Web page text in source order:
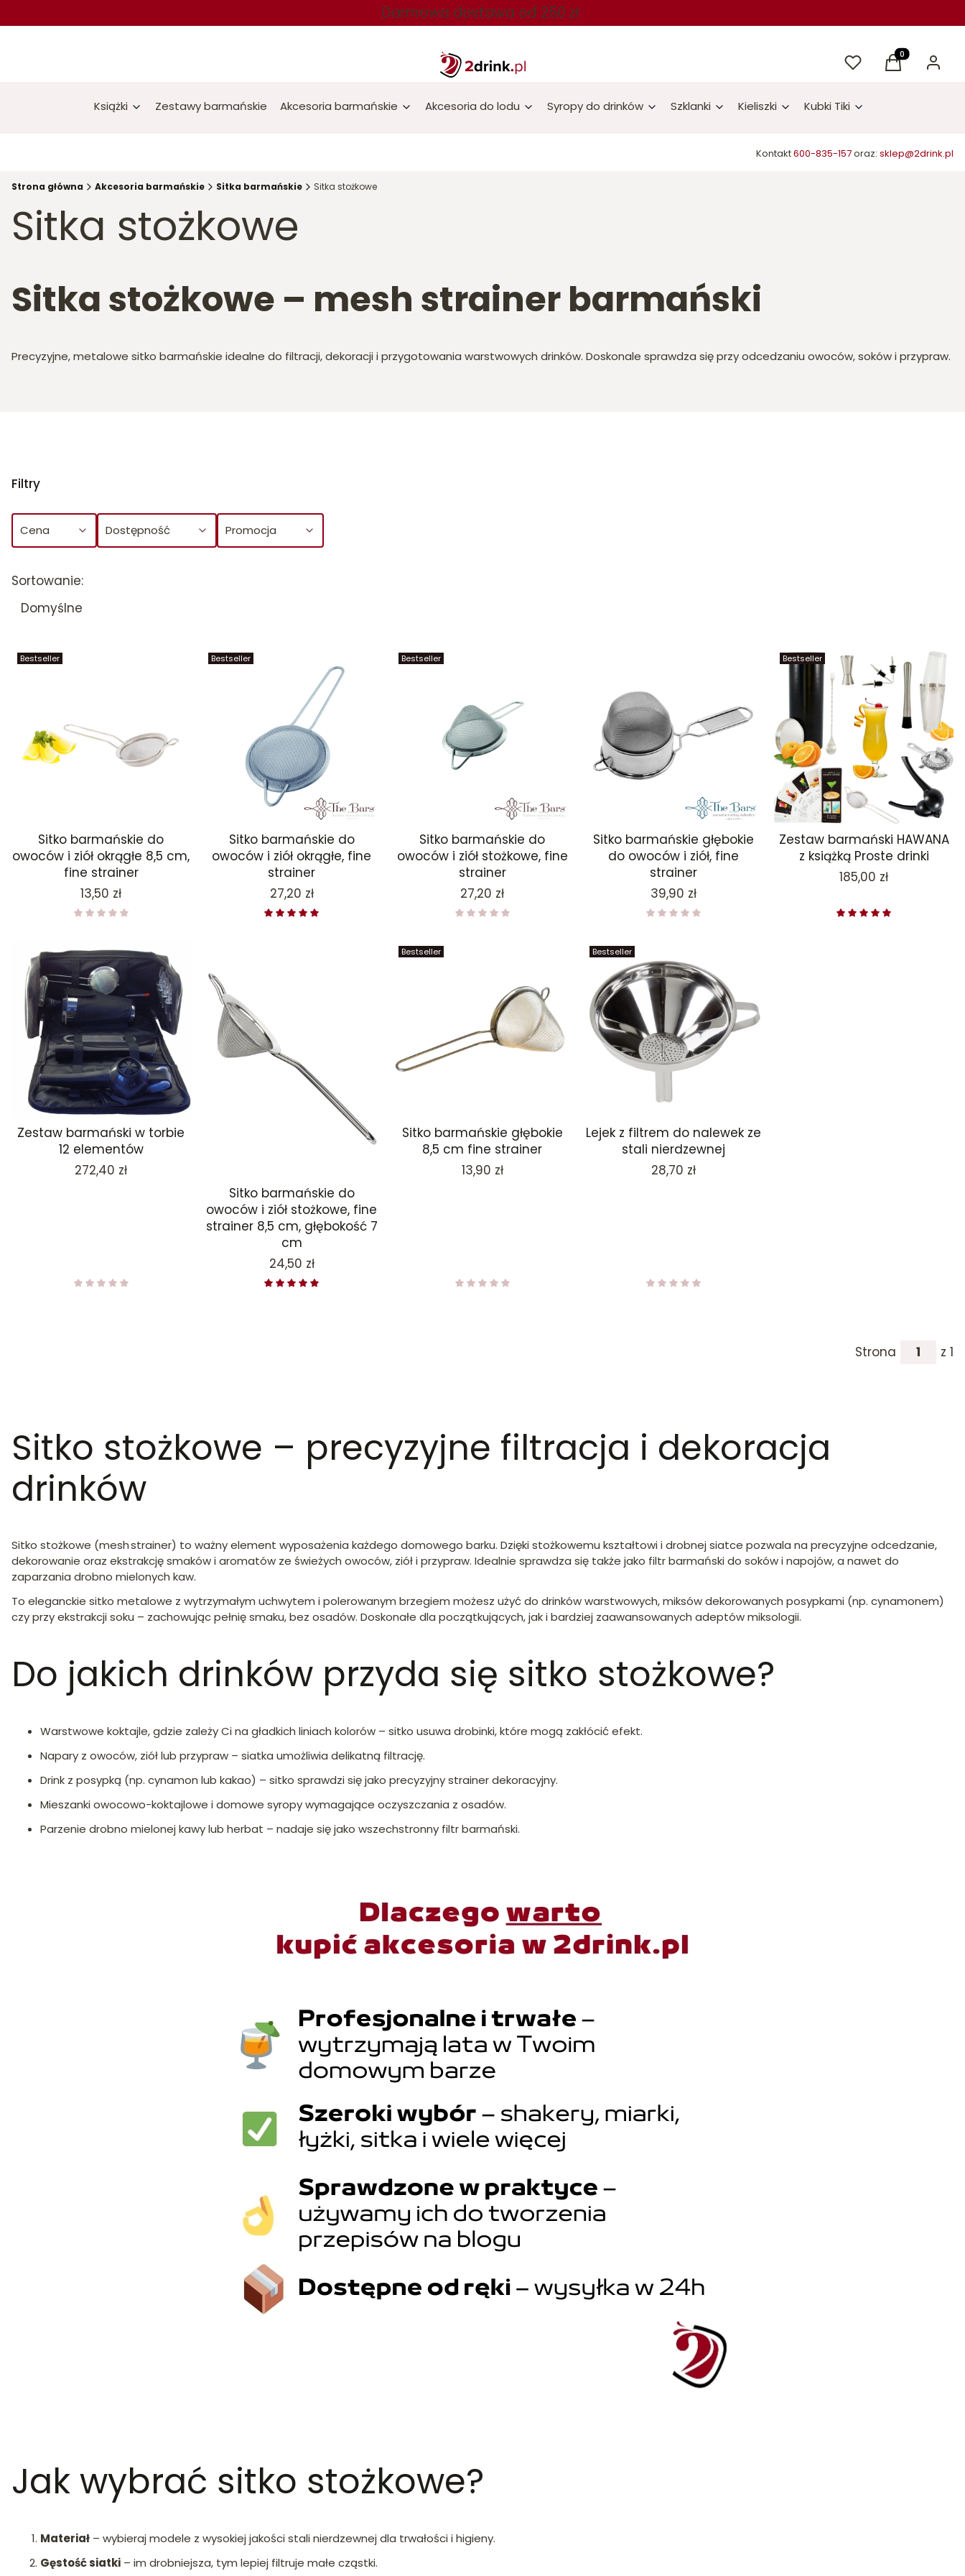
Darmowa dostawa od 250 zł
UlubioneProdukty w
Koszyk Zaloguj
Książki Zestawy barmańskie Akcesoria barmańskie Akcesoria do lodu Syropy do drinków Szklanki Kieliszki Kubki Tiki
Kontakt600-835-157oraz: sklep@2drink.pl
Strona główna Akcesoria barmańskie Sitka barmańskie Sitka stożkowe
Sitka stożkowe
Sitka stożkowe – mesh strainer barmański
Precyzyjne, metalowe sitko barmańskie idealne do filtracji, dekoracji i przygotowania warstwowych drinków. Doskonale sprawdza się przy odcedzaniu owoców, soków i przypraw.
Filtry
Cena Dostępność Promocja
Lista produktów
Sortowanie:
Domyślne
Bestseller
Sitko barmańskie do
owoców i ziół okrągłe 8,5 cm,
fine strainer
Cena
13,50 zł
Bestseller
Sitko barmańskie do
owoców i ziół okrągłe, fine
strainer
Cena
27,20 zł
Bestseller
Sitko barmańskie do
owoców i ziół stożkowe, fine
strainer
Cena
27,20 zł
Sitko barmańskie głębokie
do owoców i ziół, fine
strainer
Cena
39,90 zł
Bestseller
Zestaw barmański HAWANA
z książką Proste drinki
Cena
185,00 zł
Zestaw barmański w torbie
12 elementów
Cena
272,40 zł
Sitko barmańskie do
owoców i ziół stożkowe, fine
strainer 8,5 cm, głębokość 7
cm
Cena
24,50 zł
Bestseller
Sitko barmańskie głębokie
8,5 cm fine strainer
Cena
13,90 zł
Bestseller
Lejek z filtrem do nalewek ze
stali nierdzewnej
Cena
28,70 zł
Strona z 1
Sitko stożkowe – precyzyjne filtracja i dekoracja
drinków
Sitko stożkowe (mesh strainer) to ważny element wyposażenia każdego domowego barku. Dzięki stożkowemu kształtowi i drobnej siatce pozwala na precyzyjne odcedzanie,
dekorowanie oraz ekstrakcję smaków i aromatów ze świeżych owoców, ziół i przypraw. Idealnie sprawdza się także jako filtr barmański do soków i napojów, a nawet do
zaparzania drobno mielonych kaw.
To eleganckie sitko metalowe z wytrzymałym uchwytem i polerowanym brzegiem możesz użyć do drinków warstwowych, miksów dekorowanych posypkami (np. cynamonem)
czy przy ekstrakcji soku – zachowując pełnię smaku, bez osadów. Doskonałe dla początkujących, jak i bardziej zaawansowanych adeptów miksologii.
Do jakich drinków przyda się sitko stożkowe?
Warstwowe koktajle, gdzie zależy Ci na gładkich liniach kolorów – sitko usuwa drobinki, które mogą zakłócić efekt.
Napary z owoców, ziół lub przypraw – siatka umożliwia delikatną filtrację.
Drink z posypką (np. cynamon lub kakao) – sitko sprawdzi się jako precyzyjny strainer dekoracyjny.
Mieszanki owocowo-koktajlowe i domowe syropy wymagające oczyszczania z osadów.
Parzenie drobno mielonej kawy lub herbat – nadaje się jako wszechstronny filtr barmański.
Jak wybrać sitko stożkowe?
Materiał – wybieraj modele z wysokiej jakości stali nierdzewnej dla trwałości i higieny.
Gęstość siatki – im drobniejsza, tym lepiej filtruje małe cząstki.